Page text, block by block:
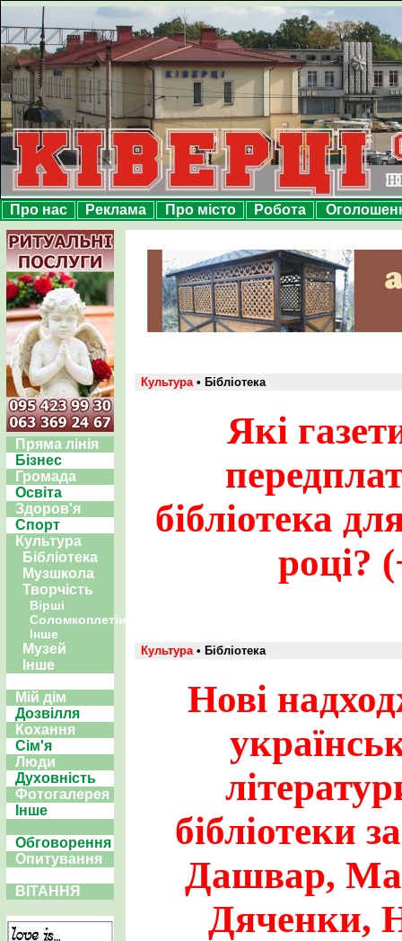
Про нас Реклама Про місто Робота
Пряма лінія
Бізнес
Громада
Освіта
Здоров'я
Спорт
Культура
Бібліотека
Музшкола
Творчість
Вірші
Соломкоплетіння
Інше
Музей
Інше
Мій дім
Дозвілля
Кохання
Сім'я
Люди
Духовність
Фотогалерея
Інше
Обговорення
Опитування
ВІТАННЯ
Культура• Бібліотека
Які
бібліотека
році?
Культура • Бібліотека
Нові
бібліотеки
Дашвар,
Дяченки,